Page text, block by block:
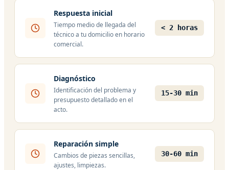
Respuesta inicial
Tiempo medio de llegada del
técnico a tu domicilio en horario
comercial.
< 2 horas
Diagnóstico
Identificación del problema y
presupuesto detallado en el
acto.
15-30 min
Reparación simple
Cambios de piezas sencillas,
ajustes, limpiezas.
30-60 min